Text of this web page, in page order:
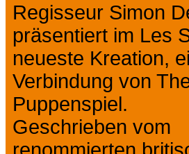
Regisseur Simon
präsentiert im Les
neueste Kreation,
Verbindung von
Puppenspiel.
Geschrieben vom